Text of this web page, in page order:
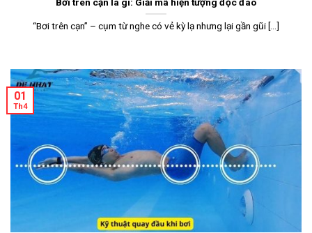
“Bơi trên cạn” – cụm từ nghe có vẻ kỳ lạ nhưng lại gần gũi [...]
01
Th4